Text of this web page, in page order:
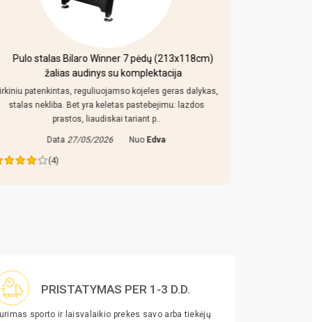
Pulo stalas Bilaro Winner 7 pėdų (213x118cm)
žalias audinys su komplektacija
patenkintas, reguliuojamso kojeles geras dalykas,
stalas nekliba. Bet yra keletas pastebejimu: lazdos
prastos, liaudiskai tariant p..
Data 27/05/2026 Nuo Edva
(4)
PRISTATYMAS PER 1-3 D.D.
sporto ir laisvalaikio prekes savo arba tiekėjų